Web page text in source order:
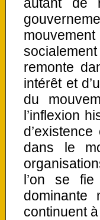
mouvement
socialement
remonte
intérêt et
du
l’inflexion
dans le
l’on se
dominante
continuent